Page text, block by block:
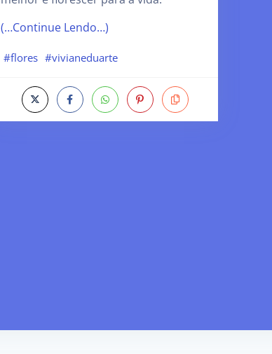
(…Continue Lendo…)
#flores #vivianeduarte